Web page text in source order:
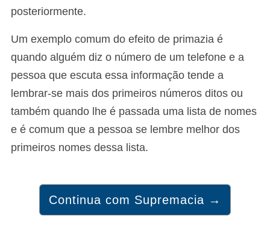
posteriormente.
Um exemplo comum do efeito de primazia é
quando alguém diz o número de um telefone e a
pessoa que escuta essa informação tende a
lembrar-se mais dos primeiros números ditos ou
também quando lhe é passada uma lista de nomes
e é comum que a pessoa se lembre melhor dos
primeiros nomes dessa lista.
Continua com Supremacia →